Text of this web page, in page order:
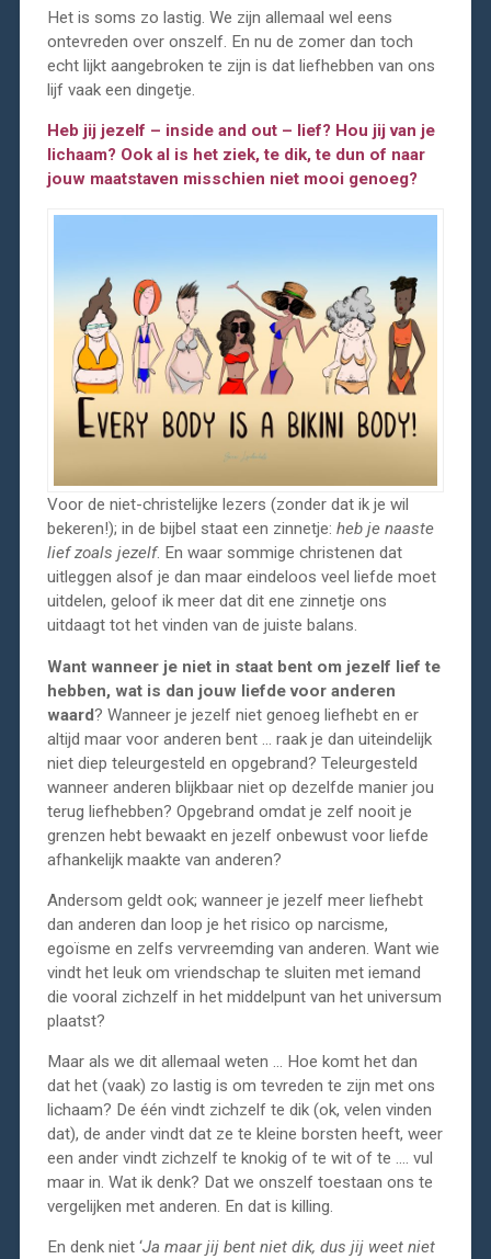
Het is soms zo lastig. We zijn allemaal wel eens
ontevreden over onszelf. En nu de zomer dan toch
echt lijkt aangebroken te zijn is dat liefhebben van ons
lijf vaak een dingetje.
Heb jij jezelf – inside and out – lief? Hou jij van je
lichaam? Ook al is het ziek, te dik, te dun of naar
jouw maatstaven misschien niet mooi genoeg?
Voor de niet-christelijke lezers (zonder dat ik je wil
bekeren!); in de bijbel staat een zinnetje: heb je naaste
lief zoals jezelf. En waar sommige christenen dat
uitleggen alsof je dan maar eindeloos veel liefde moet
uitdelen, geloof ik meer dat dit ene zinnetje ons
uitdaagt tot het vinden van de juiste balans.
Want wanneer je niet in staat bent om jezelf lief te
hebben, wat is dan jouw liefde voor anderen
waard? Wanneer je jezelf niet genoeg liefhebt en er
altijd maar voor anderen bent … raak je dan uiteindelijk
niet diep teleurgesteld en opgebrand? Teleurgesteld
wanneer anderen blijkbaar niet op dezelfde manier jou
terug liefhebben? Opgebrand omdat je zelf nooit je
grenzen hebt bewaakt en jezelf onbewust voor liefde
afhankelijk maakte van anderen?
Andersom geldt ook; wanneer je jezelf meer liefhebt
dan anderen dan loop je het risico op narcisme,
egoïsme en zelfs vervreemding van anderen. Want wie
vindt het leuk om vriendschap te sluiten met iemand
die vooral zichzelf in het middelpunt van het universum
plaatst?
Maar als we dit allemaal weten … Hoe komt het dan
dat het (vaak) zo lastig is om tevreden te zijn met ons
lichaam? De één vindt zichzelf te dik (ok, velen vinden
dat), de ander vindt dat ze te kleine borsten heeft, weer
een ander vindt zichzelf te knokig of te wit of te …. vul
maar in. Wat ik denk? Dat we onszelf toestaan ons te
vergelijken met anderen. En dat is killing.
En denk niet ‘Ja maar jij bent niet dik, dus jij weet niet